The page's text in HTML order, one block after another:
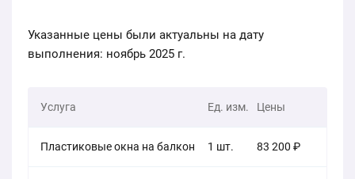
Указанные цены были актуальны на дату
выполнения: ноябрь 2025 г.
Услуга Ед. изм. Цены
Пластиковые окна на балкон 1 шт. 83 200 ₽